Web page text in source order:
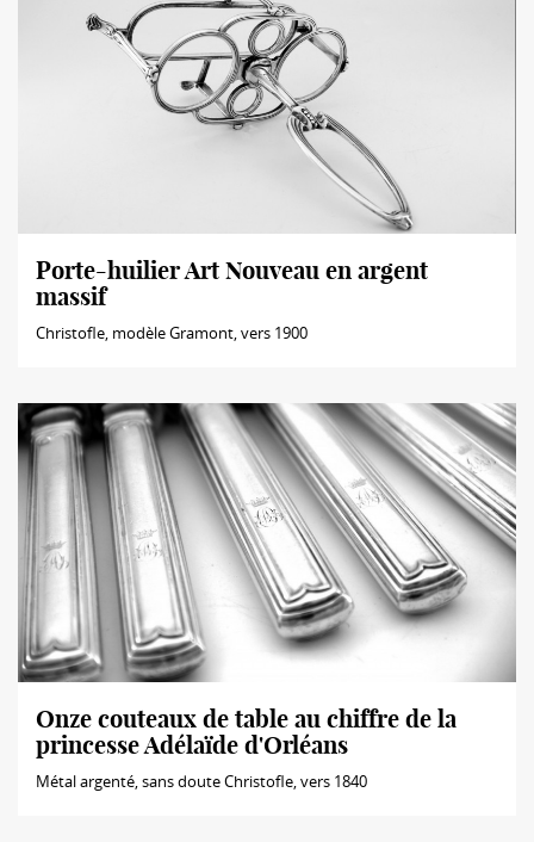
Porte-huilier Art Nouveau en argent
massif
Christofle, modèle Gramont, vers 1900
Onze couteaux de table au chiffre de la
princesse Adélaïde d'Orléans
Métal argenté, sans doute Christofle, vers 1840